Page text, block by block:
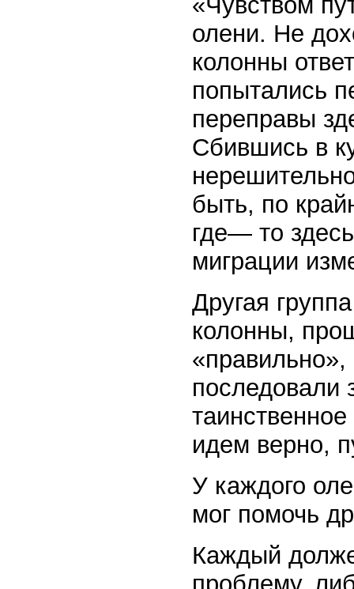
олени. Не
колонны
попытались
переправы
Сбившись в
быть, по
где— то
миграции
Другая
колонны,
последовали
идем верно,
У каждого
мог помочь
Каждый